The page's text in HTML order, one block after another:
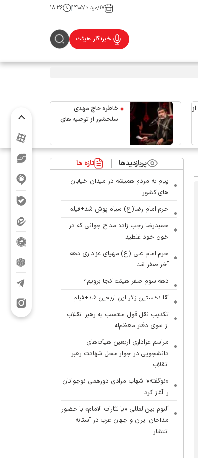
۱۷/مرداد/۱۴۰۵ ۱۸:۳۶
خبرنگار هیئت
خاطره حاج مهدی
سلحشور از توصیه های
پربازدیدها تازه ها
پیام به مردم همیشه در میدان خیابان
های کشور
حرم امام رضا(ع) سیاه پوش شد+فیلم
حمیدرضا رجب زاده مداح جوانی که در
خون خود غلطید
حرم امام علی (ع) مهیای عزاداری دهه
آخر صفر شد
دهه سوم صفر هیئت کجا برویم؟
آقا نخستین زائر این اربعین شد+فیلم
تکذیب نقل قول منتسب به رهبر انقلاب
از سوی دفتر معظم‌له
مراسم عزاداری اربعین هیأت‌های
دانشجویی در جوار محل شهادت رهبر
انقلاب
«نوگفته»؛ شهاب مرادی دورهمی نوجوانان
را آغاز کرد
آلبوم بین‌المللی «یا لثارات الامام» با حضور
مداحان ایران و جهان عرب در آستانه
انتشار